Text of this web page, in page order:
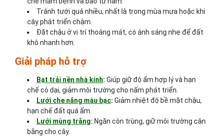
Tránh tưới quá nhiều, nhất là trong mùa mưa hoặc khi
cây phát triển chậm.
Đặt chậu ở vị trí thoáng mát, có ánh sáng nhẹ để đất
khô nhanh hơn.
Giải pháp hỗ trợ
Bạt trải nền nhà kính: Giúp giữ độ ẩm hợp lý và hạn
chế cỏ dại, giảm môi trường cho nấm phát triển.
Lưới che nắng màu bạc: Giảm nhiệt độ bề mặt chậu,
hạn chế đất quá ẩm.
Lưới mùng trắng: Ngăn côn trùng, giữ môi trường cân
bằng cho cây.